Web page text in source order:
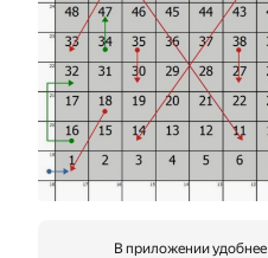
В приложении удобнее